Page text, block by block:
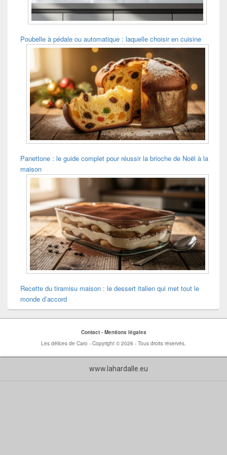
Poubelle à pédale ou automatique : laquelle choisir en cuisine
Panettone : le guide complet pour réussir la brioche de Noël à la
maison
Recette du tiramisu maison : le dessert italien qui met tout le
monde d’accord
Contact - Mentions légales
Les délices de Caro - Copyright © 2026 - Tous droits réservés.
www.lahardalle.eu